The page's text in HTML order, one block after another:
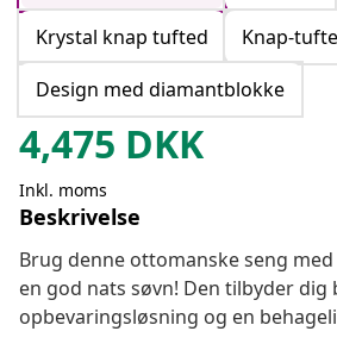
Krystal knap tufted
Knap-
Design med diamantblokke
4,475 DKK
Inkl. moms
Beskrivelse
Brug denne ottomanske seng
en god nats søvn! Den tilbyder dig
opbevaringsløsning og en